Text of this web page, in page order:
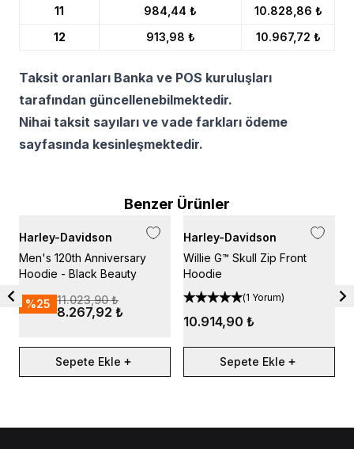
11
984,44 ₺
10.828,86 ₺
12
913,98 ₺ 10.967,72 ₺
Taksit oranları Banka ve POS kuruluşları
tarafından güncellenebilmektedir.
Nihai taksit sayıları ve vade farkları ödeme
sayfasında kesinleşmektedir.
Benzer Ürünler
Harley-Davidson
Men's 120th Anniversary
Hoodie - Black Beauty
%25 11.023,90 ₺
8.267,92 ₺
Sepete Ekle
Harley-Davidson
Willie G™ Skull Zip Front
Hoodie
(1 Yorum)
10.914,90 ₺
Sepete Ekle